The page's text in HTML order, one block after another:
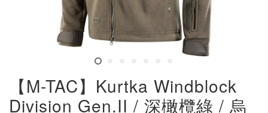
【M-TAC】Kurtka Windblock
Division Gen.II / 深橄欖綠 / 烏